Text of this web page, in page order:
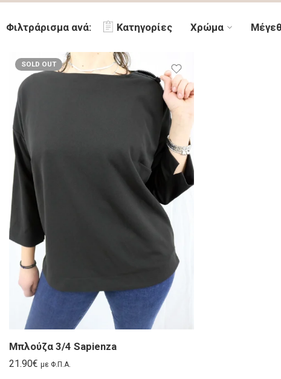
Φιλτράρισμα ανά: Κατηγορίες Χρώμα
SOLD OUT
Μπλούζα 3/4 Sapienza
21.90€ με Φ.Π.Α.